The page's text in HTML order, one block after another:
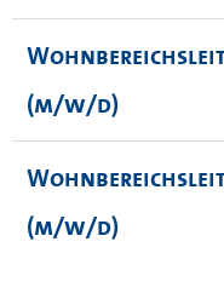
(m/w/d)
(m/w/d)